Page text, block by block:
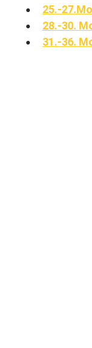
25.-27.
28.-30.
31.-36.